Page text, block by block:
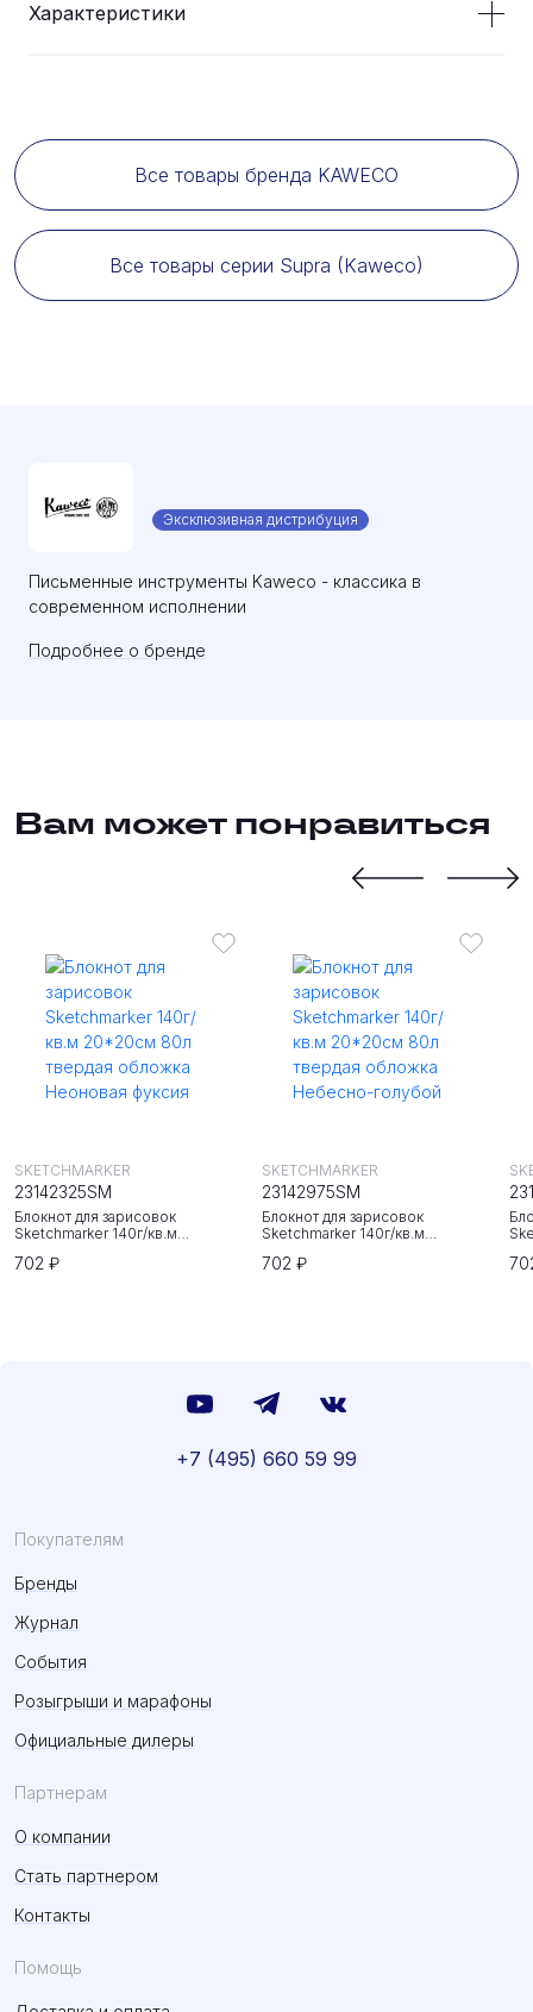
Характеристики
Все товары бренда KAWECO
Все товары серии Supra (Kaweco)
Эксклюзивная дистрибуция
Письменные инструменты Kaweco - классика в
современном исполнении
Подробнее о бренде
Вам может понравиться
702 ₽
Блокнот для зарисовок
Sketchmarker 140г/кв.м
Неоновая фуксия
SKETCHMARKER
23142325SM
702 ₽
Блокнот для зарисовок
Sketchmarker 140г/кв.м
Небесно-голубой
SKETCHMARKER
23142975SM
Покупателям
Бренды
Журнал
События
Розыгрыши и марафоны
Официальные дилеры
Партнерам
О компании
Стать партнером
Контакты
Помощь
+7 (495) 660 59 99